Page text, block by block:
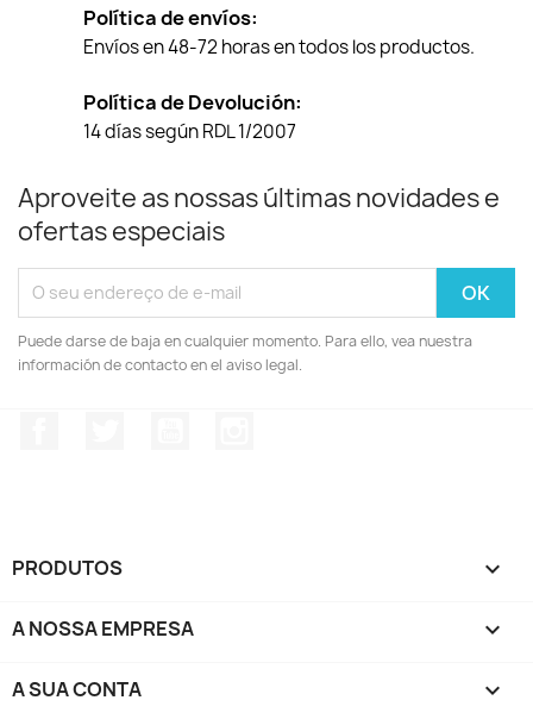
Política de envíos:
Envíos en 48-72 horas en todos los productos.
Política de Devolución:
14 días según RDL 1/2007
Aproveite as nossas últimas novidades e
ofertas especiais
Puede darse de baja en cualquier momento. Para ello, vea nuestra
información de contacto en el aviso legal.
PRODUTOS 
A NOSSA EMPRESA 
A SUA CONTA 